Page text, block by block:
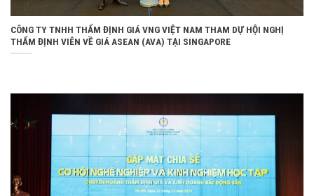
CÔNG TY TNHH THẨM ĐỊNH GIÁ VNG VIỆT NAM THAM DỰ HỘI NGHỊ
THẨM ĐỊNH VIÊN VỀ GIÁ ASEAN (AVA) TẠI SINGAPORE